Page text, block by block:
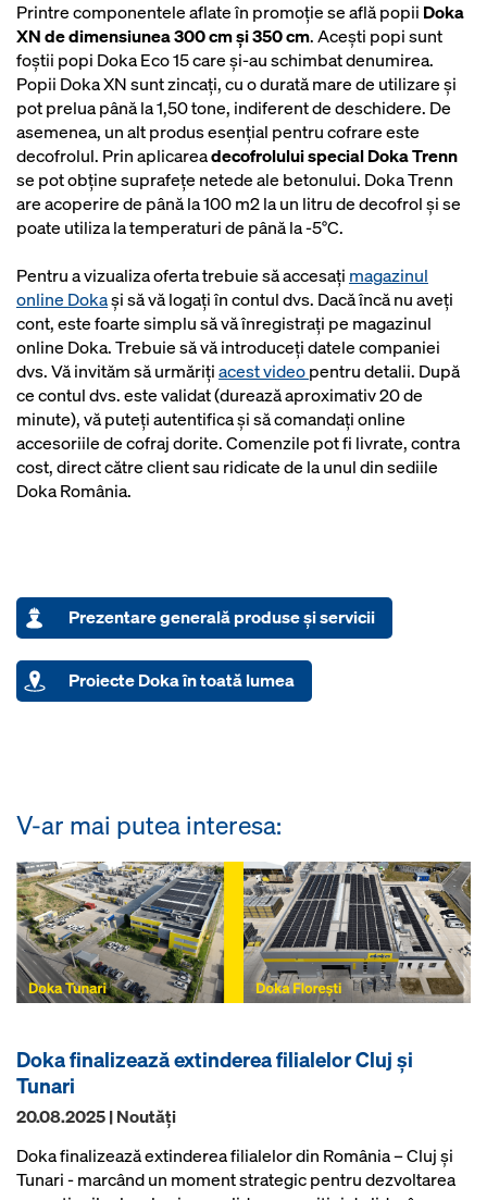
Printre componentele aflate în promoție se află popii Doka
XN de dimensiunea 300 cm și 350 cm. Acești popi sunt
foștii popi Doka Eco 15 care și-au schimbat denumirea.
Popii Doka XN sunt zincați, cu o durată mare de utilizare și
pot prelua până la 1,50 tone, indiferent de deschidere. De
asemenea, un alt produs esențial pentru cofrare este
decofrolul. Prin aplicareadecofrolului special Doka Trenn
se pot obține suprafețe netede ale betonului. Doka Trenn
are acoperire de până la 100 m2 la un litru de decofrol și se
poate utiliza la temperaturi de până la -5°C.
Pentru a vizualiza oferta trebuie să accesați magazinul
online Dokași să vă logați în contul dvs. Dacă încă nu aveți
cont, este foarte simplu să vă înregistrați pe magazinul
online Doka. Trebuie să vă introduceți datele companiei
dvs. Vă invităm să urmărițiacest videopentru detalii. După
ce contul dvs. este validat (durează aproximativ 20 de
minute), vă puteți autentifica și să comandați online
accesoriile de cofraj dorite. Comenzile pot fi livrate, contra
cost, direct către client sau ridicate de la unul din sediile
Doka România.
Prezentare generală produse şi servicii
Proiecte Doka în toată lumea
V-ar mai putea interesa:
Doka finalizează extinderea filialelor Cluj și
Tunari
20.08.2025 | Noutăţi
Doka finalizează extinderea filialelor din România – Cluj și
Tunari - marcând un moment strategic pentru dezvoltarea